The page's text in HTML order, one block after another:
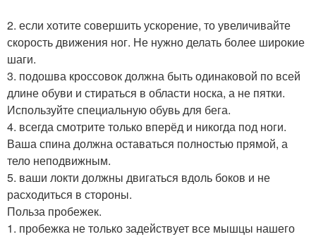
2. если хотите совершить ускорение, то увеличивайте
скорость движения ног. Не нужно делать более широкие
шаги.
3. подошва кроссовок должна быть одинаковой по всей
длине обуви и стираться в области носка, а не пятки.
Используйте специальную обувь для бега.
4. всегда смотрите только вперёд и никогда под ноги.
Ваша спина должна оставаться полностью прямой, а
тело неподвижным.
5. ваши локти должны двигаться вдоль боков и не
расходиться в стороны.
Польза пробежек.
1. пробежка не только задействует все мышцы нашего